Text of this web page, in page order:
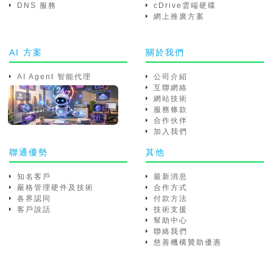
DNS 服務
cDrive雲端硬碟
網上推廣方案
AI 方案
AI Agent 智能代理
關於我們
公司介紹
互聯網絡
網站技術
服務條款
合作伙伴
加入我們
聯通優勢
知名客戶
嚴格管理硬件及技術
各界認同
客戶說話
其他
最新消息
合作方式
付款方法
技術支援
幫助中心
聯絡我們
慈善機構贊助優惠